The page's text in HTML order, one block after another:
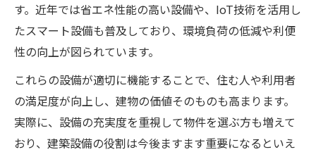
す。近年では省エネ性能の高い設備や、IoT技術を活用し
たスマート設備も普及しており、環境負荷の低減や利便
性の向上が図られています。
これらの設備が適切に機能することで、住む人や利用者
の満足度が向上し、建物の価値そのものも高まります。
実際に、設備の充実度を重視して物件を選ぶ方も増えて
おり、建築設備の役割は今後ますます重要になるといえ